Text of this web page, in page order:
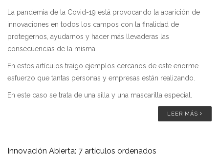
La pandemia de la Covid-19 está provocando la aparición de
innovaciones en todos los campos con la finalidad de
protegernos, ayudarnos y hacer más llevaderas las
consecuencias de la misma.
En estos artículos traigo ejemplos cercanos de este enorme
esfuerzo que tantas personas y empresas están realizando.
En este caso se trata de una silla y una mascarilla especial.
LEER MÁS
Innovación Abierta: 7 artículos ordenados